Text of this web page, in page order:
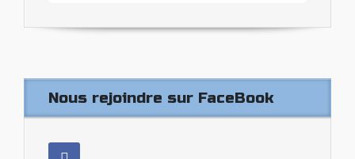
Nous rejoindre sur FaceBook